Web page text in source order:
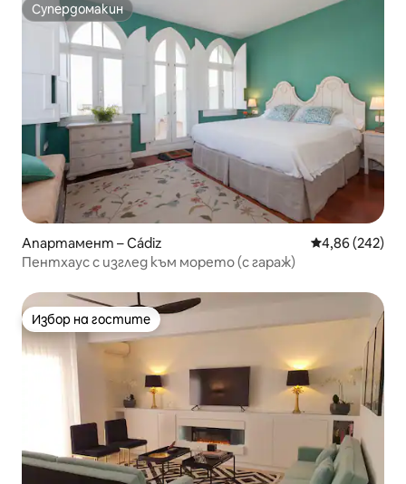
Супердомакин
Супердомакин
Апартамент – Cádiz Средна
4,86 (242)
Пентхаус с изглед към морето (с гараж)
Избор на гостите
Избор на гостите